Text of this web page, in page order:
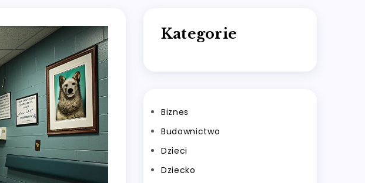
Kategorie
Biznes
Budownictwo
Dzieci
Dziecko